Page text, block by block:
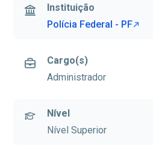
Instituição
Polícia Federal - PF
Cargo(s)
Administrador
Nível
Nível Superior